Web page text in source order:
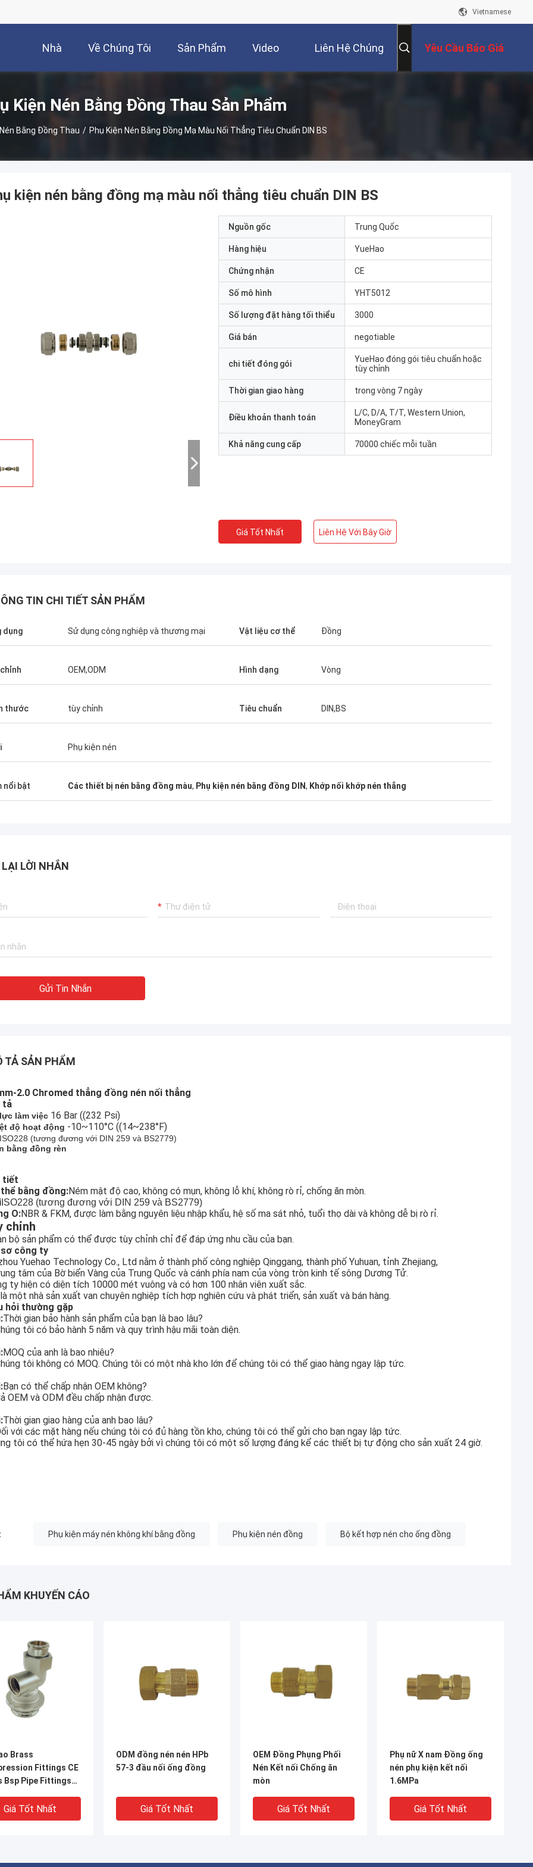
Vietnamese
Nhà Về Chúng Tôi Sản Phẩm Video Liên Hệ Chúng Yêu Cầu Báo Giá
Kiện Nén Bằng Đồng Thau Sản Phẩm
Bằng Đồng Thau / Phụ Kiện Nén Bằng Đồng Mạ Màu Nối Thẳng Tiêu Chuẩn DIN BS
kiện nén bằng đồng mạ màu nối thẳng tiêu chuẩn DIN BS
Nguồn gốc Trung Quốc
Hàng hiệu YueHao
Chứng nhận CE
Số mô hình YHT5012
Số lượng đặt hàng tối thiểu 3000
Giá bán negotiable
chi tiết đóng gói
YueHao đóng gói tiêu chuẩn hoặc
tùy chỉnh
Thời gian giao hàng trong vòng 7 ngày
Điều khoản thanh toán
L/C, D/A, T/T, Western Union,
MoneyGram
Khả năng cung cấp 70000 chiếc mỗi tuần
Giá Tốt Nhất Liên Hệ Với Bây Giờ
TIN CHI TIẾT SẢN PHẨM
dụng Sử dụng công nghiệp và thương mại Vật liệu cơ thể Đồng
OEM,ODM Hình dạng Vòng
thước tùy chỉnh Tiêu chuẩn DIN,BS
Phụ kiện nén
nổi bật Các thiết bị nén bằng đồng màu, Phụ kiện nén bằng đồng DIN, Khớp nối khớp nén thẳng
LỜI NHẮN
Gửi Tin Nhắn
TẢ SẢN PHẨM
2.0 Chromed thẳng đồng nén nối thẳng
tả
làm việc 16 Bar ((232 Psi)
độ hoạt động -10~110°C ((14~238°F)
ISO228 (tương đương với DIN 259 và BS2779)
bằng đồng rèn
tiết
bằng đồng:Ném mật độ cao, không có mụn, không lỗ khí, không rò rỉ, chống ăn mòn.
ISO228 (tương đương với DIN 259 và BS2779)
O:NBR & FKM, được làm bằng nguyên liệu nhập khẩu, hệ số ma sát nhỏ, tuổi thọ dài và không dễ bị rò rỉ.
chỉnh
bộ sản phẩm có thể được tùy chỉnh chỉ để đáp ứng nhu cầu của bạn.
sơ công ty
Yuehao Technology Co., Ltd nằm ở thành phố công nghiệp Qinggang, thành phố Yuhuan, tỉnh Zhejiang,
tâm của Bờ biển Vàng của Trung Quốc và cánh phía nam của vòng tròn kinh tế sông Dương Tử.
ty hiện có diện tích 10000 mét vuông và có hơn 100 nhân viên xuất sắc.
một nhà sản xuất van chuyên nghiệp tích hợp nghiên cứu và phát triển, sản xuất và bán hàng.
hỏi thường gặp
Thời gian bảo hành sản phẩm của bạn là bao lâu?
tôi có bảo hành 5 năm và quy trình hậu mãi toàn diện.
MOQ của anh là bao nhiêu?
tôi không có MOQ. Chúng tôi có một nhà kho lớn để chúng tôi có thể giao hàng ngay lập tức.
Bạn có thể chấp nhận OEM không?
OEM và ODM đều chấp nhận được.
Thời gian giao hàng của anh bao lâu?
với các mặt hàng nếu chúng tôi có đủ hàng tồn kho, chúng tôi có thể gửi cho bạn ngay lập tức.
tôi có thể hứa hẹn 30-45 ngày bởi vì chúng tôi có một số lượng đáng kể các thiết bị tự động cho sản xuất 24 giờ.
Phụ kiện máy nén không khí bằng đồng Phụ kiện nén đồng Bộ kết hợp nén cho ống đồng
KHUYẾN CÁO
Brass
Fittings CE
Bsp Pipe Fittings
Giá Tốt Nhất
ODM đồng nén nén HPb
57-3 đầu nối ống đồng
Giá Tốt Nhất
OEM Đồng Phụng Phối
Nén Kết nối Chống ăn
mòn
Giá Tốt Nhất
Phụ nữ X nam Đồng ống
nén phụ kiện kết nối
1.6MPa
Giá Tốt Nhất